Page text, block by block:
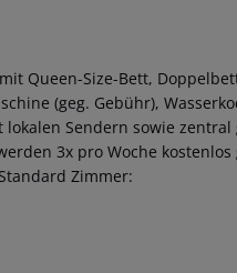
Queen-Size-Bett,
(geg. Gebühr),
lokalen Sendern sowie
3x pro Woche kostenlos
Zimmer: